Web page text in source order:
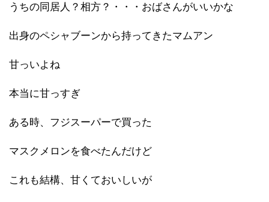
うちの同居人？相方？・・・おばさんがいいかな
出身のペシャブーンから持ってきたマムアン
甘っいよね
本当に甘っすぎ
ある時、フジスーパーで買った
マスクメロンを食べたんだけど
これも結構、甘くておいしいが